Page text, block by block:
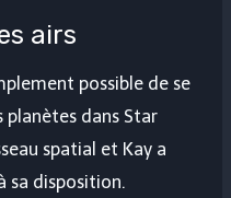
airs
possible de se
dans Star
spatial et Kay a
sa disposition.